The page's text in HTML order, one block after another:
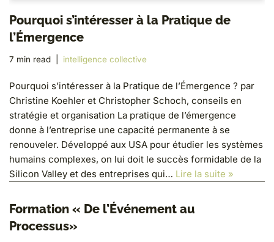
Pourquoi s’intéresser à la Pratique de
l’Émergence
7 min read intelligence collective
Pourquoi s’intéresser à la Pratique de l’Émergence ? par
Christine Koehler et Christopher Schoch, conseils en
stratégie et organisation La pratique de l’émergence
donne à l’entreprise une capacité permanente à se
renouveler. Développé aux USA pour étudier les systèmes
humains complexes, on lui doit le succès formidable de la
Silicon Valley et des entreprises qui… Lire la suite »
Formation « De l’Événement au
Processus»